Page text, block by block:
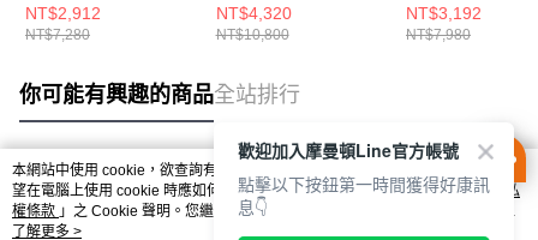
水羽絨睡袋
MIC11128749
NT$2,912
NT$7,280
抗水羽絨睡袋
MIC11108731
NT$4,320
NT$10,800
絨外套
NT$3,192
NT$7,980
你可能有興趣的商品全站排行
熱門標籤
本網站中使用 cookie，欲查詢有關本網站使用 cookie 方式之詳情，及若您不希
望在電腦上使用 cookie 時應如何變更電腦的 cookie 設定，請參閱本網站「
隱私
權條款 」之 Cookie 聲明。您繼續使用本網站即表示您同意本公司得按本網站使
用條款之 Cookie 聲明使用 cookie。
了解更多 >
歡迎加入摩曼頓Line官方帳號
點擊以下按鈕第一時間獲得好康訊
息👇